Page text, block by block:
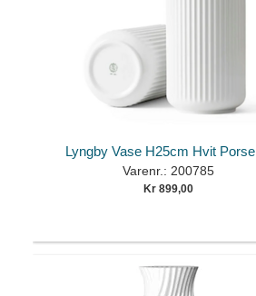
Lyngby Vase H25cm Hvit
Varenr.: 200785
Kr 899,00